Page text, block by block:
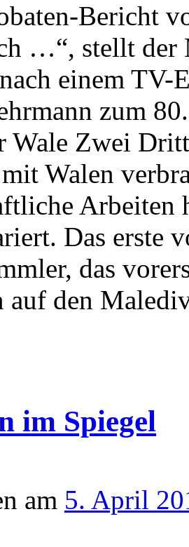
Bericht
…“, stellt der
einem
zum
Wale Zwei
Walen
Arbeiten
Das erste
das
auf den
im Spiegel
am 5. April